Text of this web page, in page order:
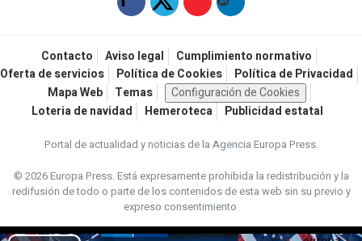
Contacto Aviso legal
Cumplimiento normativo
Oferta de servicios
Política de Cookies
Política de Privacidad
Mapa Web
Temas
Configuración de Cookies
Loteria de navidad
Hemeroteca Publicidad estatal
Portal de actualidad y noticias de la Agencia Europa Press.
© 2026 Europa Press.Está expresamente prohibida la redistribución y la
redifusión de todo o parte de los contenidos de esta web sin su previo y
expreso consentimiento.